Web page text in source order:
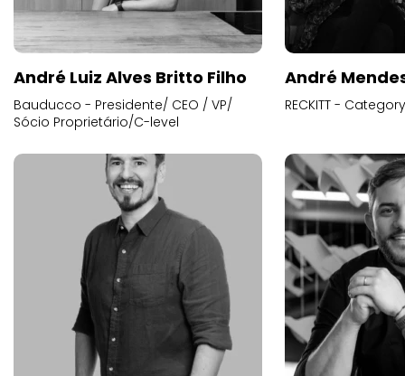
André Luiz Alves Britto Filho
Bauducco - Presidente/ CEO / VP/
Sócio Proprietário/C-level
André
RECKITT -